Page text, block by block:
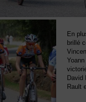
En
brillé
David
Rault